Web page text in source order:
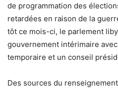
de programmation des
retardées en raison de la
tôt ce mois-ci, le parlement
gouvernement intérimaire
temporaire et un conseil
Des sources du